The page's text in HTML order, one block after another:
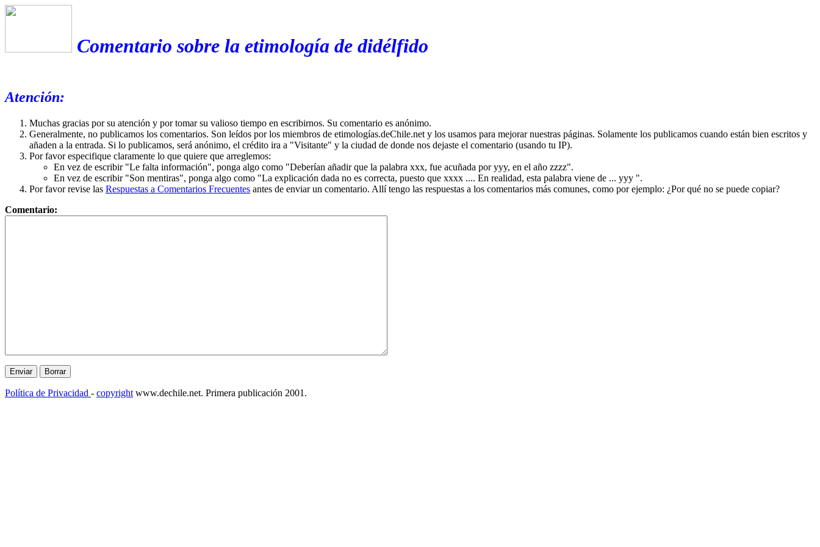
Comentario sobre la etimología de didélfido
Atención:
Muchas gracias por su atención y por tomar su valioso tiempo en escribirnos. Su comentario es anónimo.
Generalmente, no publicamos los comentarios. Son leídos por los miembros de etimologías.deChile.net y los usamos para mejorar nuestras páginas. Solamente los publicamos cuando están bien escritos y
añaden a la entrada. Si lo publicamos, será anónimo, el crédito ira a "Visitante" y la ciudad de donde nos dejaste el comentario (usando tu IP).
Por favor especifique claramente lo que quiere que arreglemos:
En vez de escribir "Le falta información", ponga algo como "Deberían añadir que la palabra xxx, fue acuñada por yyy, en el año zzzz".
En vez de escribir "Son mentiras", ponga algo como "La explicación dada no es correcta, puesto que xxxx .... En realidad, esta palabra viene de ... yyy ".
Por favor revise las Respuestas a Comentarios Frecuentes antes de enviar un comentario. Allí tengo las respuestas a los comentarios más comunes, como por ejemplo: ¿Por qué no se puede copiar?
Comentario:
Política de Privacidad - copyright www.dechile.net. Primera publicación 2001.